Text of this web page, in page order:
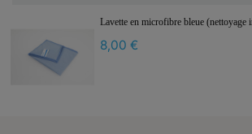
Lavette en microfibre bleue (nettoyage
8,00 €